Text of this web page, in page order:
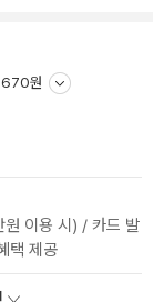
670원
이용 시) / 카드 발
택 제공